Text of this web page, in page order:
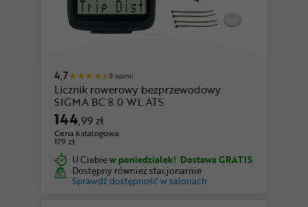
4,7 8 opinii
Licznik rowerowy bezprzewodowy
SIGMA BC 8.0 WL ATS
144,99 zł
Cena katalogowa:
179 zł
U Ciebiew poniedziałek! Dostawa GRATIS
Dostępny również stacjonarnie
Sprawdź dostępność w salonach